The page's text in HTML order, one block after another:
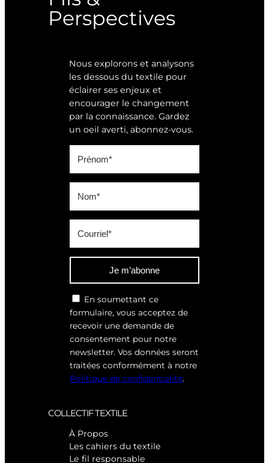
Perspectives
Nous explorons et analysons
les dessous du textile pour
éclairer ses enjeux et
encourager le changement
par la connaissance. Gardez
un oeil averti, abonnez-vous.
Je m’abonne
En soumettant ce
formulaire, vous acceptez de
recevoir une demande de
consentement pour notre
newsletter. Vos données seront
traitées conformément à notre
Politique de confidentialité.
COLLECTIF TEXTILE
À Propos
Les cahiers du textile
Le fil responsable